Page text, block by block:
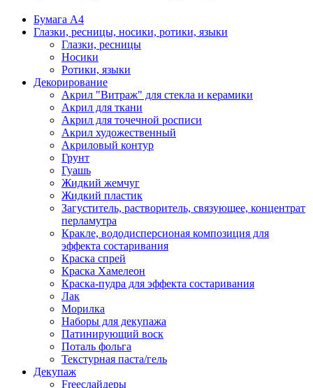
Бумага А4
Глазки, ресницы, носики, ротики, языки
Глазки, ресницы
Носики
Ротики, языки
Декорирование
Акрил "Витраж" для стекла и керамики
Акрил для ткани
Акрил для точечной росписи
Акрил художественный
Акриловый контур
Грунт
Гуашь
Жидкий жемчуг
Жидкий пластик
Загуститель, растворитель, связующее, концентрат
перламутра
Кракле, вододисперсионая композиция для
эффекта состаривания
Краска спрей
Краска Хамелеон
Краска-пудра для эффекта состаривания
Лак
Морилка
Наборы для декупажа
Патинирующий воск
Поталь фольга
Текстурная паста/гель
Декупаж
Freeслайдеры